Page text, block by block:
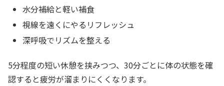
水分補給と軽い補食
視線を遠くにやるリフレッシュ
深呼吸でリズムを整える
5分程度の短い休憩を挟みつつ、30分ごとに体の状態を確
認すると疲労が溜まりにくくなります。